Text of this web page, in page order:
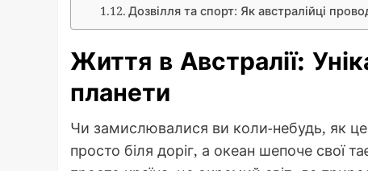
Дозвілля та спорт: Як австралійці
Життя в Австралії:
планети
Чи замислювалися ви коли-небудь, як
просто біля доріг, а океан шепоче свої